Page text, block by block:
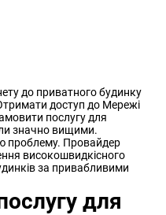
до приватного будинку
доступ до Мережі
послугу для
значно вищими.
проблему. Провайдер
високошвидкісного
за привабливими
для